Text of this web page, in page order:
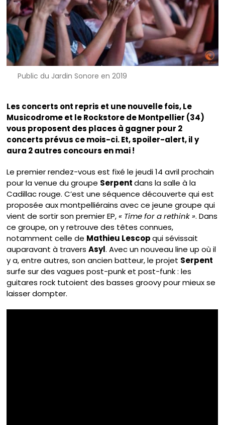
Public du Jardin Sonore en 2019
Les concerts ont repris et une nouvelle fois, Le
Musicodrome et le Rockstore de Montpellier (34)
vous proposent des places à gagner pour 2
concerts prévus ce mois-ci. Et, spoiler-alert, il y
aura 2 autres concours en mai !
Le premier rendez-vous est fixé le jeudi 14 avril prochain
pour la venue du groupe Serpentdans la salle à la
Cadillac rouge. C’est une séquence découverte qui est
proposée aux montpelliérains avec ce jeune groupe qui
vient de sortir son premier EP,« Time for a rethink ». Dans
ce groupe, on y retrouve des têtes connues,
notamment celle de Mathieu Lescopqui sévissait
auparavant à traversAsyl. Avec un nouveau line up où il
y a, entre autres, son ancien batteur, le projet Serpent
surfe sur des vagues post-punk et post-funk : les
guitares rock tutoient des basses groovy pour mieux se
laisser dompter.